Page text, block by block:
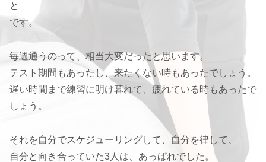
と
です。
毎週通うのって、相当大変だったと思います。
テスト期間もあったし、来たくない時もあったでしょう。
遅い時間まで練習に明け暮れて、疲れている時もあったで
しょう。
それを自分でスケジューリングして、自分を律して、
自分と向き合っていた3人は、あっぱれでした。